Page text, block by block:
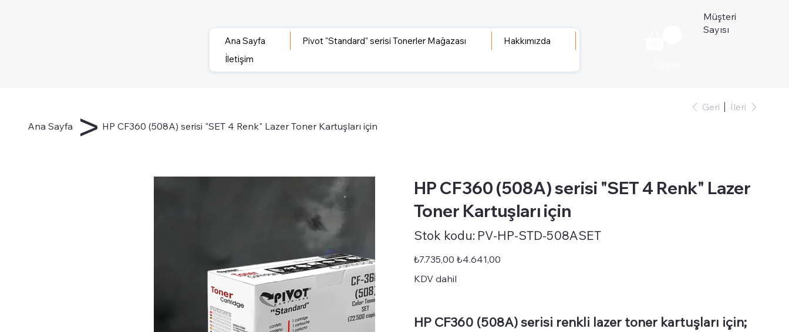
Ana Sayfa Pivot "Standard" serisi Tonerler Mağazası
Hakkımızda
İletişim
Müşteri
Sayısı
Ana Sayfa > HP CF360 (508A) serisi "SET 4 Renk" Lazer Toner Kartuşları için
Geri İleri
HP CF360 (508A) serisi "SET 4 Renk" Lazer
Toner Kartuşları için
Stok kodu:
kodu:
STD-
508ASET
PV-HP-STD-508ASET
Orijinal
fiyat
₺7.735,00 İndirimli
fiyat
₺4.641,00
KDV dahil
HP CF360 (508A) serisi renkli lazer toner kartuşları için;